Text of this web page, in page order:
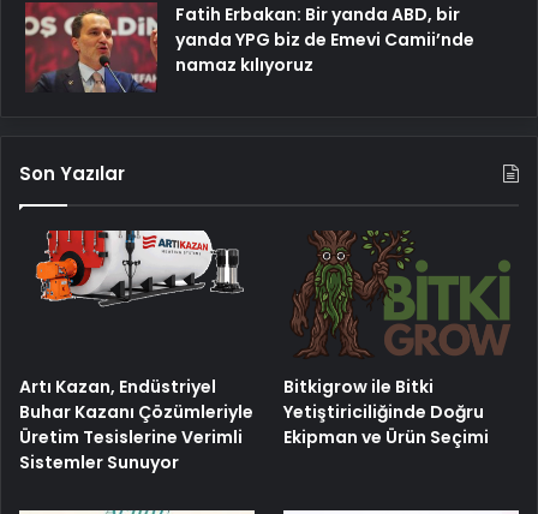
Fatih Erbakan: Bir yanda ABD, bir
yanda YPG biz de Emevi Camii’nde
namaz kılıyoruz
Son Yazılar
Artı Kazan, Endüstriyel
Buhar Kazanı Çözümleriyle
Üretim Tesislerine Verimli
Sistemler Sunuyor
Bitkigrow ile Bitki
Yetiştiriciliğinde Doğru
Ekipman ve Ürün Seçimi